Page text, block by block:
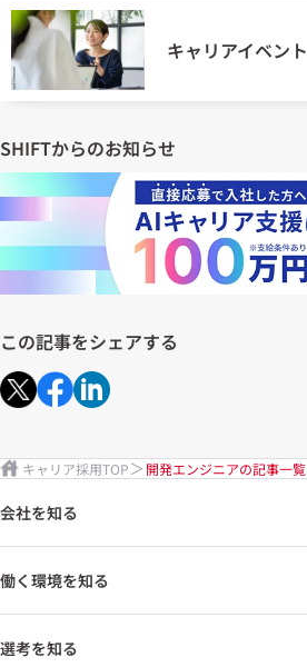
キャリアイベント
SHIFTからのお知らせ
この記事をシェアする
キャリア採用TOP 開発エンジニアの記事一覧
会社を知る
働く環境を知る
選考を知る